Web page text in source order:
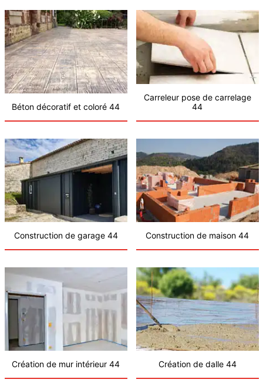
Béton décoratif et coloré 44
Carreleur pose de carrelage
44
Construction de garage 44 Construction de maison 44
Création de mur intérieur 44 Création de dalle 44